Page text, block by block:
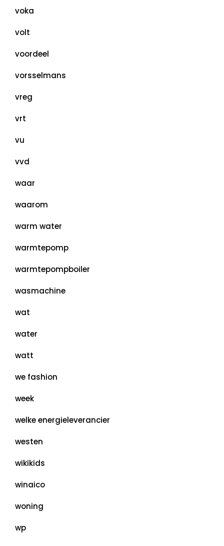
voka
volt
voordeel
vorsselmans
vreg
vrt
vu
vvd
waar
waarom
warm water
warmtepomp
warmtepompboiler
wasmachine
wat
water
watt
we fashion
week
welke energieleverancier
westen
wikikids
winaico
woning
wp